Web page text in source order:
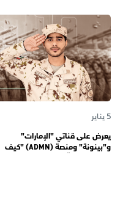
الصغار
5 يناير
يعرض على قناتي "الإمارات"
و"بينونة" ومنصة (ADMN) "كيف